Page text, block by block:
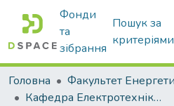
Фонди
та
зібрання
Пошук за
критеріями
Головна
Кафедра Електротехніки і електромеханіки ім. проф. В.В. Овчарова